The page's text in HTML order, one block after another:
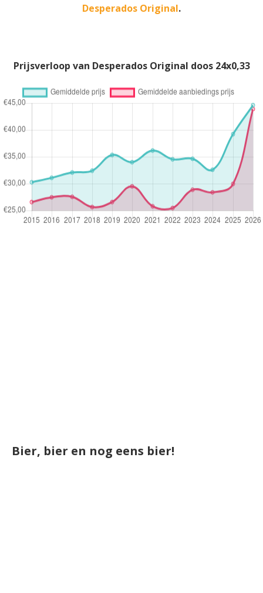
Desperados Original.
Prijsverloop van Desperados Original doos 24x0,33
Bier, bier en nog eens bier!